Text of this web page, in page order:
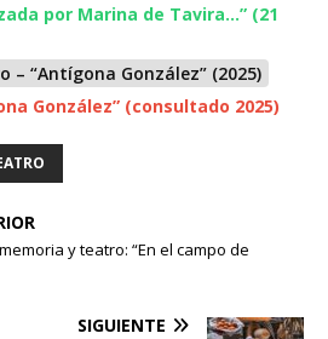
por Marina de Tavira…” (21
– “Antígona González” (2025)
González” (consultado 2025)
y teatro: “En el campo de
SIGUIENTE